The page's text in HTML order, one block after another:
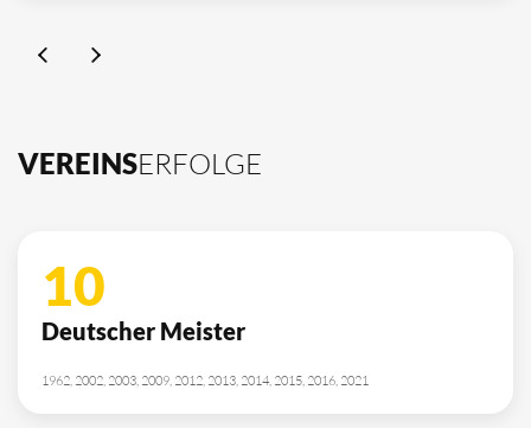
VEREINSERFOLGE
10
Deutscher Meister
1962, 2002, 2003, 2009, 2012, 2013, 2014, 2015, 2016, 2021